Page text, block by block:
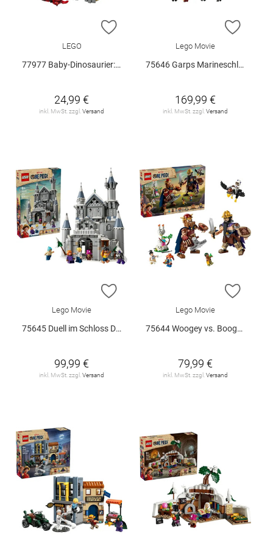
ZUR WUNSCHLISTE HINZUFÜGEN
LEGO
77977 Baby-Dinosaurier: Pteranodon V29
24,99 €
inkl. MwSt. zzgl. Versand
ZUR
Lego Movie
75646 Garps Marineschlachtschiff V29
169,99 €
inkl. MwSt. zzgl. Versand
ZUR WUNSCHLISTE HINZUFÜGEN
Lego Movie
75645 Duell im Schloss Drumm V29
99,99 €
inkl. MwSt. zzgl. Versand
ZUR
Lego Movie
75644 Woogey vs. Boogey Riesen a.. V29
79,99 €
inkl. MwSt. zzgl. Versand